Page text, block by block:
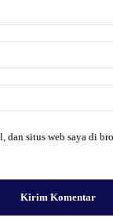
dan situs web saya di